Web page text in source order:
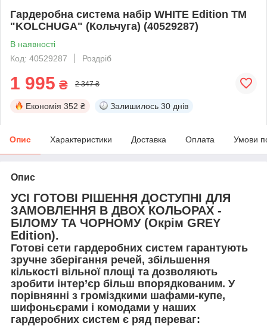
Гардеробна система набір WHITE Edition ТМ
"KOLCHUGA" (Кольчуга) (40529287)
В наявності
Код: 40529287
Роздріб
1 995 ₴ 2 347 ₴
Економія 352 ₴ Залишилось 30 днів
Опис Характеристики Доставка Оплата Умови
Опис
УСІ ГОТОВІ РІШЕННЯ ДОСТУПНІ ДЛЯ
ЗАМОВЛЕННЯ В ДВОХ КОЛЬОРАХ -
БІЛОМУ ТА ЧОРНОМУ (Окрім GREY
Edition).
Готові сети гардеробних систем гарантують
зручне зберігання речей, збільшення
кількості вільної площі та дозволяють
зробити інтер’єр більш впорядкованим. У
порівнянні з громіздкими шафами-купе,
шифоньєрами і комодами у наших
гардеробних систем є ряд переваг: